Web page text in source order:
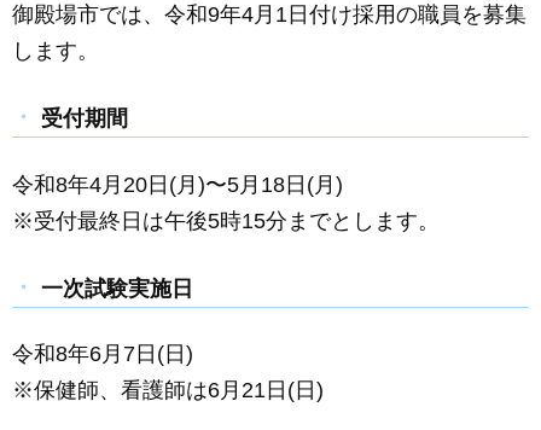
c
e
b
o
o
k
ail ss
g
er
e
御殿場市では、令和9年4月1日付け採用の職員を募集
します。
受付期間
令和8年4月20日(月)〜5月18日(月)
※受付最終日は午後5時15分までとします。
一次試験実施日
令和8年6月7日 (日)
※保健師、看護師は6月21日(日)